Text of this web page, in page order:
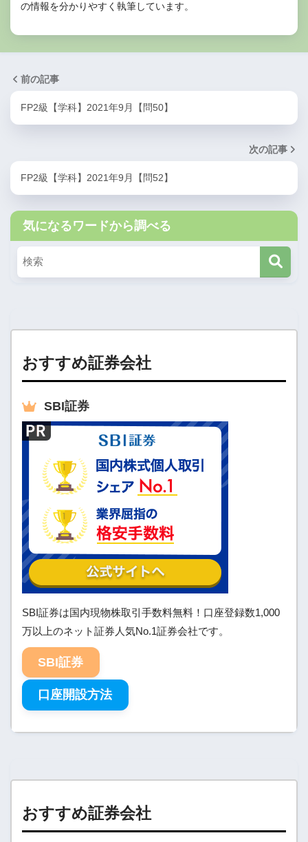
の情報を分かりやすく執筆しています。
前の記事
FP2級【学科】2021年9月【問50】
次の記事
FP2級【学科】2021年9月【問52】
気になるワードから調べる
おすすめ証券会社
SBI証券
SBI証券は国内現物株取引手数料無料！口座登録数1,000
万以上のネット証券人気No.1証券会社です。
SBI証券
口座開設方法
おすすめ証券会社